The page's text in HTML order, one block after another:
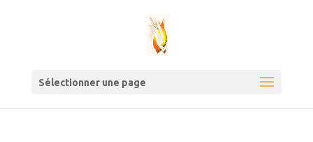
Sélectionner une page